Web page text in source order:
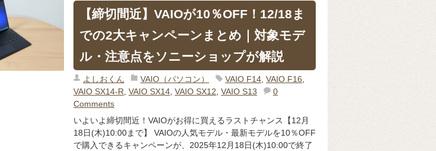
【締切間近】VAIOが10％OFF！12/18ま
での2大キャンペーンまとめ｜対象モデ
ル・注意点をソニーショップが解説
よしおくん VAIO（パソコン） VAIO F14, VAIO F16,
VAIO SX14-R, VAIO SX14, VAIO SX12, VAIO S13
0
Comments
いよいよ締切間近！VAIOがお得に買えるラストチャンス【12月
18日(木)10:00まで】 VAIOの人気モデル・最新モデルを10％OFF
で購入できるキャンペーンが、2025年12月18日(木)10:00で終了